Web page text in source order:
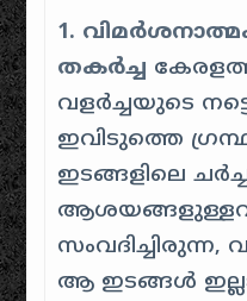
1.
തകർച്ച
വളർച്ചയുടെ
ഇവിടുത്തെ
ഇടങ്ങളിലെ
ആശയങ്ങളുള്ളവർ
സംവദിച്ചിരുന്ന,
ആ ഇടങ്ങൾ